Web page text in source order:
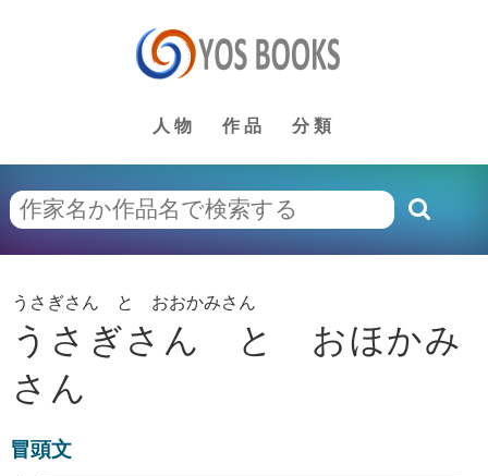
人物 作品 分類
うさぎさん と おおかみさん
うさぎさん と おほかみ
さん
冒頭文